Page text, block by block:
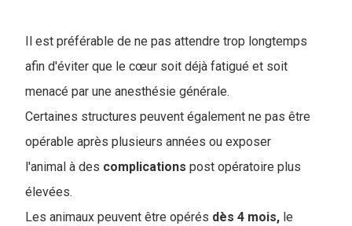
Il est préférable de ne pas attendre trop longtemps
afin d'éviter que le cœur soit déjà fatigué et soit
menacé par une anesthésie générale.
Certaines structures peuvent également ne pas être
opérable après plusieurs années ou exposer
l'animal à des complications post opératoire plus
élevées.
Les animaux peuvent être opérés dès 4 mois, le